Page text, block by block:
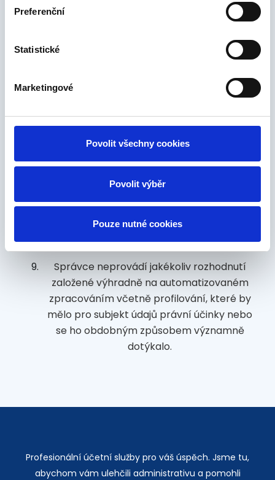
Preferenční
Statistické
Marketingové
Povolit všechny cookies
Povolit výběr
Pouze nutné cookies
právo vznést námitku proti zpracování
právo na přenositelnost osobních údajů
právo kdykoliv odvolat souhlas se
zpracování na něm založeno,
právo podat stížnost k Úřadu pro
ochranu osobních údajů.
Poskytnutí osobních údajů subjektem údajů
je podmínkou pro zpracování nezávazné
nabídky. Neposkytnutí údajů, představuje
překážku k zpracování nezávazné nabídky.
Správce neprovádí jakékoliv rozhodnutí
založené výhradně na automatizovaném
zpracováním včetně profilování, které by
mělo pro subjekt údajů právní účinky nebo
se ho obdobným způsobem významně
dotýkalo.
Profesionální účetní služby pro váš úspěch. Jsme tu,
abychom vám ulehčili administrativu a pomohli